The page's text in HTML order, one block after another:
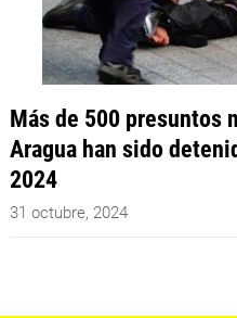
Más de 500 presuntos
Aragua han sido
2024
31 octubre, 2024